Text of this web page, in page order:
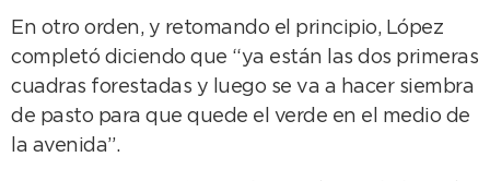
En otro orden, y retomando el principio, López
completó diciendo que “ya están las dos primeras
cuadras forestadas y luego se va a hacer siembra
de pasto para que quede el verde en el medio de
la avenida”.